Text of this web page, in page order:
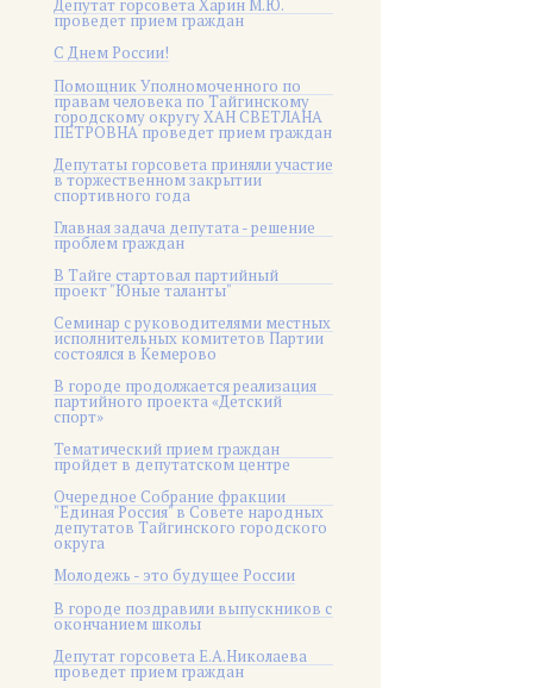
Депутат горсовета Харин М.Ю.
проведет прием граждан
С Днем России!
Помощник Уполномоченного по
правам человека по Тайгинскому
городскому округу ХАН СВЕТЛАНА
ПЕТРОВНА проведет прием граждан
Депутаты горсовета приняли участие
в торжественном закрытии
спортивного года
Главная задача депутата - решение
проблем граждан
В Тайге стартовал партийный
проект "Юные таланты"
Семинар с руководителями местных
исполнительных комитетов Партии
состоялся в Кемерово
В городе продолжается реализация
партийного проекта «Детский
спорт»
Тематический прием граждан
пройдет в депутатском центре
Очередное Собрание фракции
"Единая Россия" в Совете народных
депутатов Тайгинского городского
округа
Молодежь - это будущее России
В городе поздравили выпускников с
окончанием школы
Депутат горсовета Е.А.Николаева
проведет прием граждан